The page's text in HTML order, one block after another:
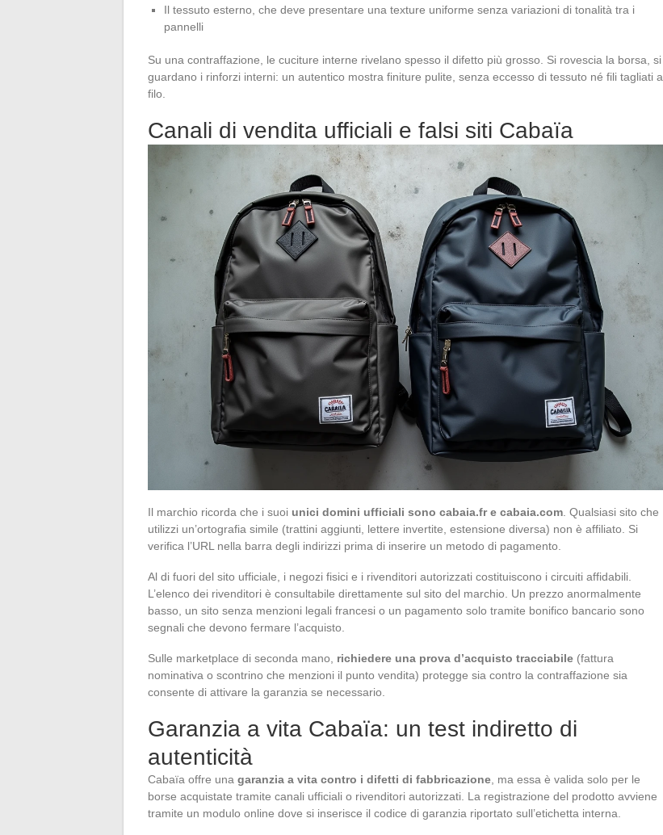
Il tessuto esterno, che deve presentare una texture uniforme senza variazioni di tonalità tra i
pannelli
Su una contraffazione, le cuciture interne rivelano spesso il difetto più grosso. Si rovescia la borsa, si
guardano i rinforzi interni: un autentico mostra finiture pulite, senza eccesso di tessuto né fili tagliati a
filo.
Canali di vendita ufficiali e falsi siti Cabaïa
Il marchio ricorda che i suoi unici domini ufficiali sono cabaia.fr e cabaia.com . Qualsiasi sito che
utilizzi un’ortografia simile (trattini aggiunti, lettere invertite, estensione diversa) non è affiliato. Si
verifica l’URL nella barra degli indirizzi prima di inserire un metodo di pagamento.
Al di fuori del sito ufficiale, i negozi fisici e i rivenditori autorizzati costituiscono i circuiti affidabili.
L’elenco dei rivenditori è consultabile direttamente sul sito del marchio. Un prezzo anormalmente
basso, un sito senza menzioni legali francesi o un pagamento solo tramite bonifico bancario sono
segnali che devono fermare l’acquisto.
Sulle marketplace di seconda mano, richiedere una prova d’acquisto tracciabile (fattura
nominativa o scontrino che menzioni il punto vendita) protegge sia contro la contraffazione sia
consente di attivare la garanzia se necessario.
Garanzia a vita Cabaïa: un test indiretto di
autenticità
Cabaïa offre una garanzia a vita contro i difetti di fabbricazione , ma essa è valida solo per le
borse acquistate tramite canali ufficiali o rivenditori autorizzati. La registrazione del prodotto avviene
tramite un modulo online dove si inserisce il codice di garanzia riportato sull’etichetta interna.